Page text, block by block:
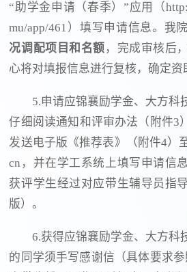
“助学金申请（春季）”应用（
mu/app/461）填写申请信息。我
况调配项目和名额 ，完成审核后
心将对填报信息进行复核，确定资
5.申请应锦襄励学金、大方科
仔细阅读通知和评审办法（附件3
发送电子版《推荐表》（附件4）
cn，并在学工系统上填写申请信
获评学生经过对应带生辅导员指
版）。
6.获得应锦襄励学金、大方科
的同学须手写感谢信（具体要求